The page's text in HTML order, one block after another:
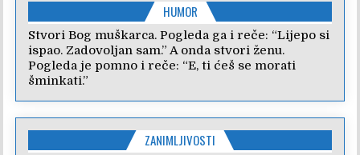
HUMOR
Stvori Bog muškarca. Pogleda ga i reče: “Lijepo si
ispao. Zadovoljan sam.” A onda stvori ženu.
Pogleda je pomno i reče: “E, ti ćeš se morati
šminkati.”
ZANIMLJIVOSTI